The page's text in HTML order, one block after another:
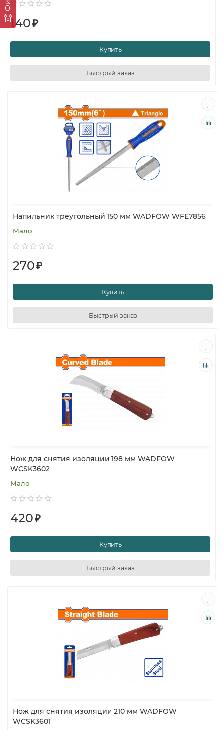
140₽
Купить
Быстрый заказ
Напильник треугольный 150 мм WADFOW WFE7856
Мало
270₽
Купить
Быстрый заказ
Нож для снятия изоляции 198 мм WADFOW
WCSK3602
Мало
420₽
Купить
Быстрый заказ
Нож для снятия изоляции 210 мм WADFOW
WCSK3601